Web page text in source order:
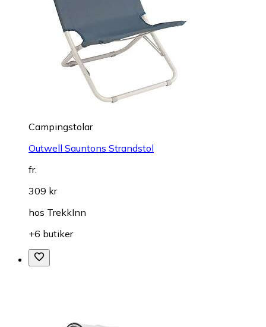
Campingstolar
Outwell Sauntons Strandstol
fr.
309 kr
hos TrekkInn
+6 butiker